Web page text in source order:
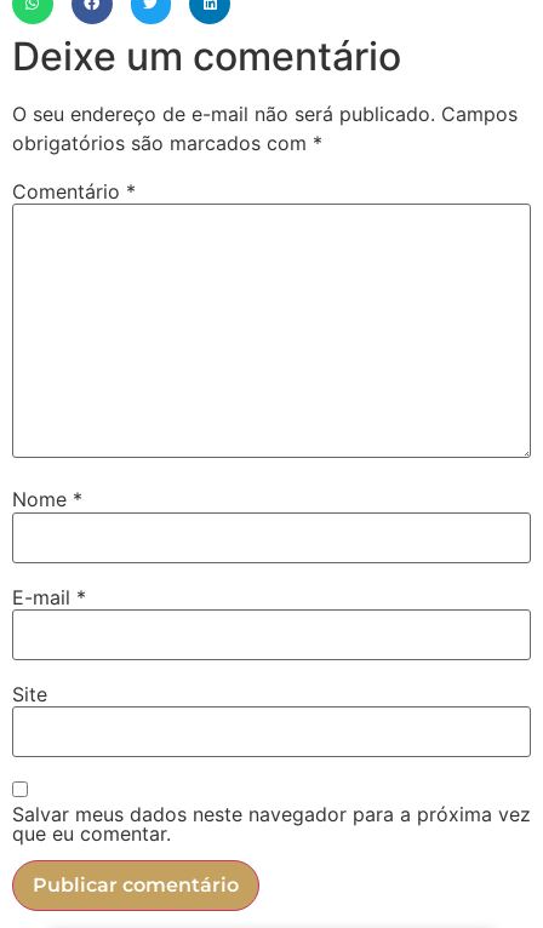
Deixe um comentário
O seu endereço de e-mail não será publicado. Campos
obrigatórios são marcados com *
Comentário *
Nome *
E-mail *
Site
Salvar meus dados neste navegador para a próxima vez
que eu comentar.